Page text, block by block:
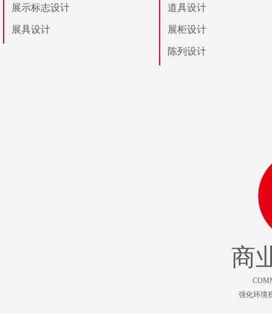
展示标志设计
展具设计
道具设计
展柜设计
陈列设计
商
强化环境